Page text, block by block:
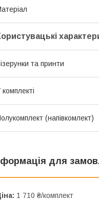
та принти
комплекті
(напівкомлект)
для
1 710 ₴/комплект